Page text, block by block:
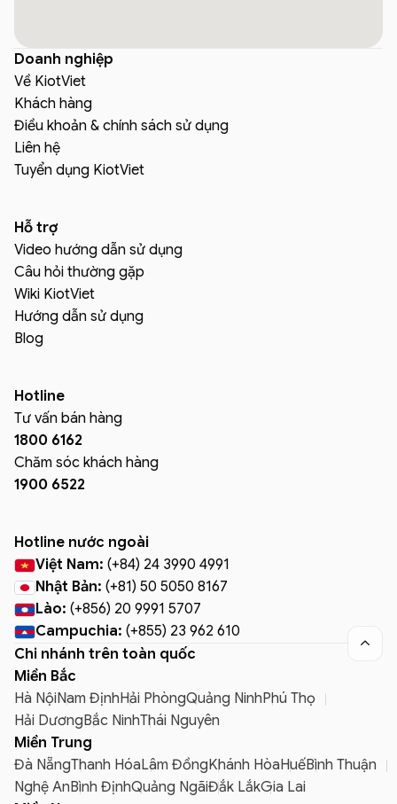
Doanh nghiệp
Về KiotViet
Khách hàng
Điều khoản & chính sách sử dụng
Liên hệ
Tuyển dụng KiotViet
Hỗ trợ
Video hướng dẫn sử dụng
Câu hỏi thường gặp
Wiki KiotViet
Hướng dẫn sử dụng
Blog
Hotline
Tư vấn bán hàng
1800 6162
Chăm sóc khách hàng
1900 6522
Hotline nước ngoài
Việt Nam: (+84) 24 3990 4991
Nhật Bản: (+81) 50 5050 8167
Lào: (+856) 20 9991 5707
Campuchia: (+855) 23 962 610

Chi nhánh trên toàn quốc
Miền Bắc
Hà NộiNam ĐịnhHải PhòngQuảng NinhPhú Thọ
Hải DươngBắc NinhThái Nguyên
Miền Trung
Đà NẵngThanh HóaLâm ĐồngKhánh HòaHuếBình Thuận
Nghệ AnBình ĐịnhQuảng NgãiĐắk LắkGia Lai